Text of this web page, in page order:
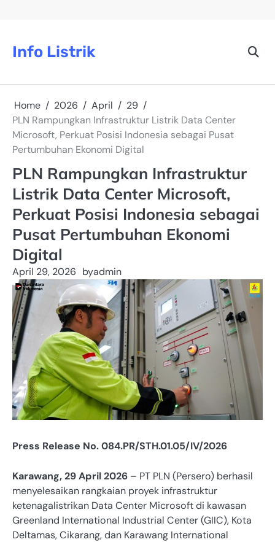
Info Listrik
Home 2026 April
29
PLN Rampungkan Infrastruktur Listrik Data Center
Microsoft, Perkuat Posisi Indonesia sebagai Pusat
Pertumbuhan Ekonomi Digital
PLN Rampungkan Infrastruktur
Listrik Data Center Microsoft,
Perkuat Posisi Indonesia sebagai
Pusat Pertumbuhan Ekonomi
Digital
April 29, 2026 byadmin
Press Release No. 084.PR/STH.01.05/IV/2026
Karawang, 29 April 2026 – PT PLN (Persero) berhasil
menyelesaikan rangkaian proyek infrastruktur
ketenagalistrikan Data Center Microsoft di kawasan
Greenland International Industrial Center (GIIC), Kota
Deltamas, Cikarang, dan Karawang International